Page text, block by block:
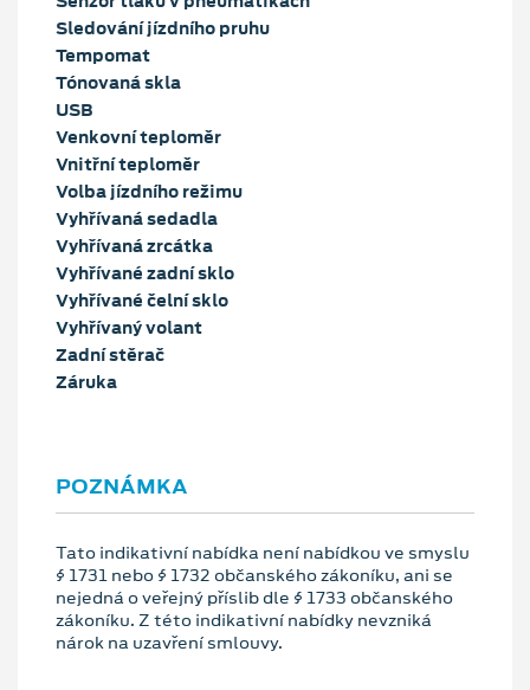
Sledování jízdního pruhu
Tempomat
Tónovaná skla
USB
Venkovní teploměr
Vnitřní teploměr
Volba jízdního režimu
Vyhřívaná sedadla
Vyhřívaná zrcátka
Vyhřívané zadní sklo
Vyhřívané čelní sklo
Vyhřívaný volant
Zadní stěrač
Záruka
POZNÁMKA
Tato indikativní nabídka není nabídkou ve smyslu
§ 1731 nebo § 1732 občanského zákoníku, ani se
nejedná o veřejný příslib dle § 1733 občanského
zákoníku. Z této indikativní nabídky nevzniká
nárok na uzavření smlouvy.